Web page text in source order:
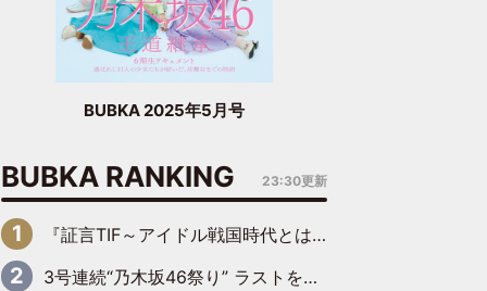
BUBKA 2025年5月号
BUBKA RANKING 23:30更新
『証言TIF～アイドル戦国時代とはなんだったのか～』第6回：でんぱ組.inc・古川未鈴×相沢梨紗「『ハロプロやりたかったな』って言ったら、夢眠ねむさんに『てめえはでんぱ組．incなんだよ！』って肩パンされて(笑)」
3号連続“乃木坂46祭り” ラストを飾るのは賀喜遥香…5年ぶりの登場に「5年分大人になった私を見ていただけたら」